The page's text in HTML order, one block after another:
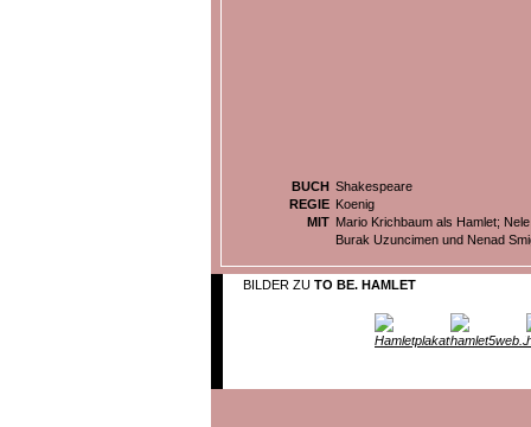
BUCH Shakespeare
REGIE Koenig
MIT Mario Krichbaum als Hamlet;
Burak Uzuncimen und Nenad
BILDER ZU TO BE. HAMLET